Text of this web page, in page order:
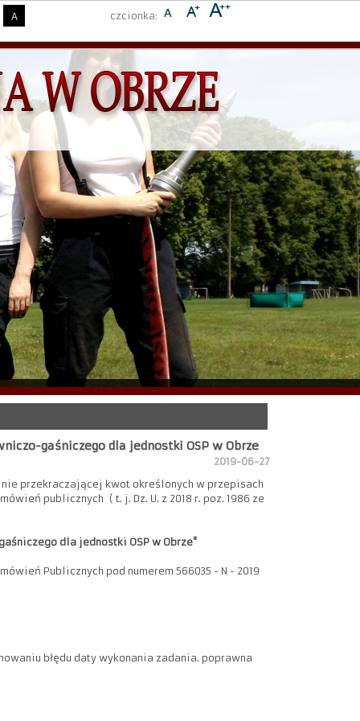
czcionka:
A
gaśniczego dla jednostki OSP w Obrze
2019-06-27
przekraczającej kwot określonych w przepisach
publicznych ( t. j. Dz. U. z 2018 r. poz. 1986 ze
dla jednostki OSP w Obrze"
Publicznych pod numerem 566035 - N - 2019
błędu daty wykonania zadania. poprawna